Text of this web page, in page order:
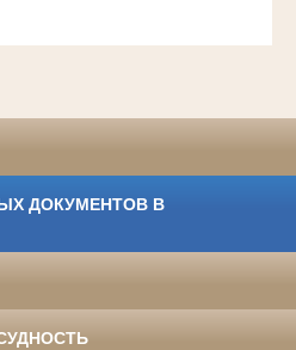
ДОКУМЕНТОВ В